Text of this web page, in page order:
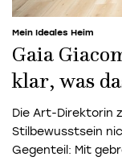
Mein Ideales Heim
Gaia
klar, was
Die Art-Direktorin
Stilbewusstsein
Gegenteil: Mit